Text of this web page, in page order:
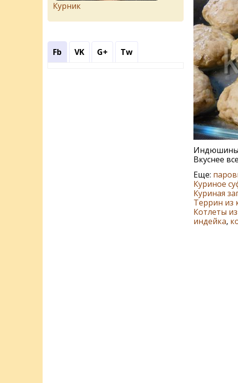
Вкуснее
Еще:
Куриное
Куриная
Террин из
Котлеты
индейка,
Курник
Fb VK G+ Tw